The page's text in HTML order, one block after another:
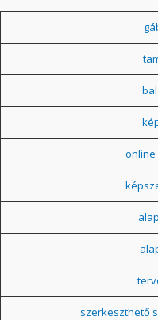
online
szerkeszthető